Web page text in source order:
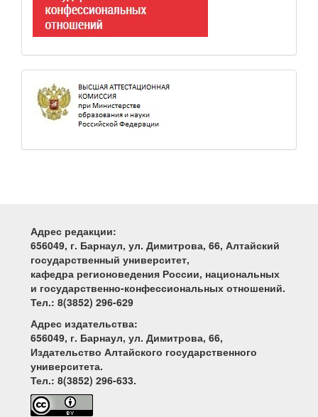
Адрес редакции:
656049, г. Барнаул, ул. Димитрова, 66, Алтайский
государственный университет,
кафедра регионоведения России, национальных
и государственно-конфессиональных отношений.
Тел.: 8(3852) 296-629
Адрес издательства:
656049, г. Барнаул, ул. Димитрова, 66,
Издательство Алтайского государственного
университета.
Тел.: 8(3852) 296-633.